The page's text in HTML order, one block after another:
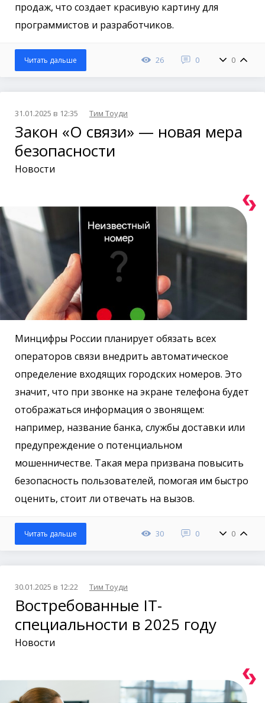
продаж, что создает красивую картину для
программистов и разработчиков.
26 0 0
Читать дальше
31.01.2025 в 12:35 Тим Тоуди
Закон «О связи» — новая мера
безопасности
Новости
Минцифры России планирует обязать всех
операторов связи внедрить автоматическое
определение входящих городских номеров. Это
значит, что при звонке на экране телефона будет
отображаться информация о звонящем:
например, название банка, службы доставки или
предупреждение о потенциальном
мошенничестве. Такая мера призвана повысить
безопасность пользователей, помогая им быстро
оценить, стоит ли отвечать на вызов.
30 0 0
Читать дальше
30.01.2025 в 12:22 Тим Тоуди
Востребованные IT-
специальности в 2025 году
Новости